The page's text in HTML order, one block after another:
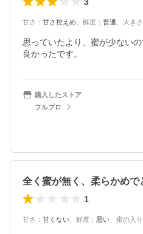
甘さ ： 甘さ控えめ 鮮度 ： 普通 大きさ
思っていたより、蜜が少ない
良かったです。
購入したストア
フルプロ
1
甘さ ： 甘くない 鮮度 ： 悪い 蜜の入り